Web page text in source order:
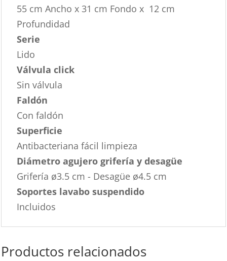
55 cm Ancho x 31 cm Fondo x 12 cm
Profundidad
Serie
Lido
Válvula click
Sin válvula
Faldón
Con faldón
Superficie
Antibacteriana fácil limpieza
Diámetro agujero grifería y desagüe
Grifería ø3.5 cm - Desagüe ø4.5 cm
Soportes lavabo suspendido
Incluidos
Productos relacionados